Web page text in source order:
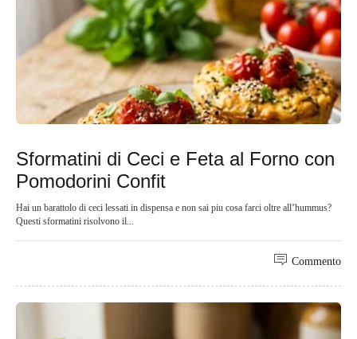
Sformatini di Ceci e Feta al Forno con
Pomodorini Confit
Hai un barattolo di ceci lessati in dispensa e non sai piu cosa farci oltre all’hummus?
Questi sformatini risolvono il...
Commento